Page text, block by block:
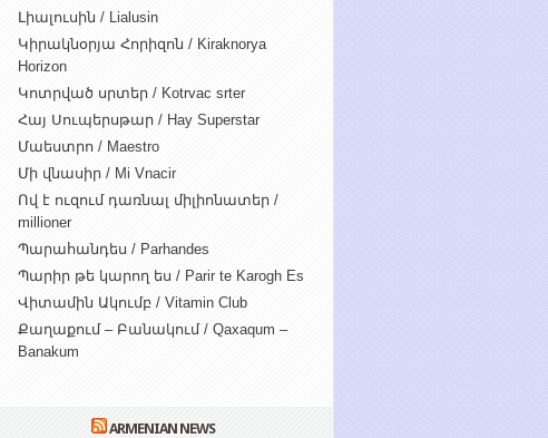
Լիալուսին / Lialusin
Կիրակնօրյա Հորիզոն / Kiraknorya
Horizon
Կոտրված սրտեր / Kotrvac srter
Հայ Սուպերսթար / Hay Superstar
Մաեստրո / Maestro
Մի վնասիր / Mi Vnacir
Ով է ուզում դառնալ միլիոնատեր /
millioner
Պարահանդես / Parhandes
Պարիր թե կարող ես / Parir te Karogh Es
Վիտամին Ակումբ / Vitamin Club
Քաղաքում – Բանակում / Qaxaqum –
Banakum
ARMENIAN NEWS